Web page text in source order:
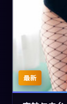
最新